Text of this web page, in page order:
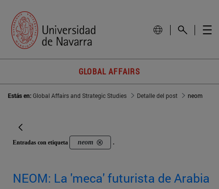
GLOBAL AFFAIRS
Estás en:Global Affairs and Strategic Studies Detalle del post neom
Entradas con etiqueta neom .
NEOM: La 'meca' futurista de Arabia